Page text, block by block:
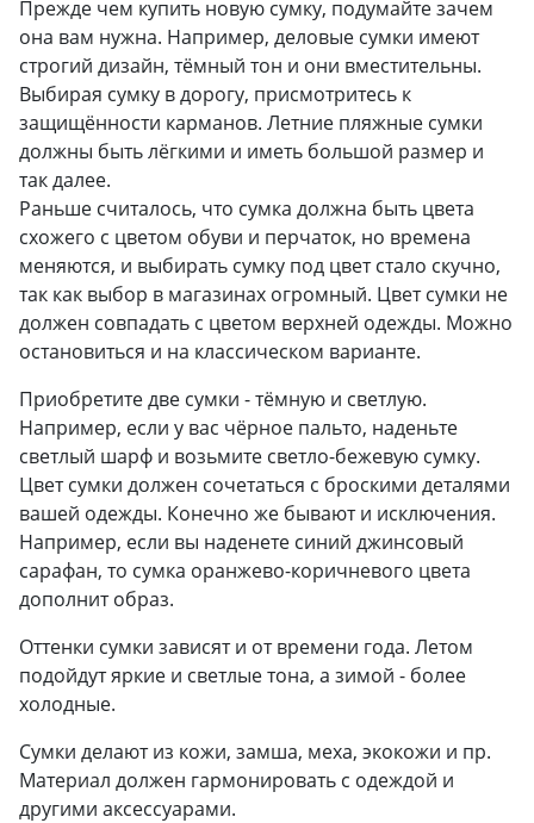
Прежде чем купить новую сумку, подумайте зачем
она вам нужна. Например, деловые сумки имеют
строгий дизайн, тёмный тон и они вместительны.
Выбирая сумку в дорогу, присмотритесь к
защищённости карманов. Летние пляжные сумки
должны быть лёгкими и иметь большой размер и
так далее.
Раньше считалось, что сумка должна быть цвета
схожего с цветом обуви и перчаток, но времена
меняются, и выбирать сумку под цвет стало скучно,
так как выбор в магазинах огромный. Цвет сумки не
должен совпадать с цветом верхней одежды. Можно
остановиться и на классическом варианте.
Приобретите две сумки - тёмную и светлую.
Например, если у вас чёрное пальто, наденьте
светлый шарф и возьмите светло-бежевую сумку.
Цвет сумки должен сочетаться с броскими деталями
вашей одежды. Конечно же бывают и исключения.
Например, если вы наденете синий джинсовый
сарафан, то сумка оранжево-коричневого цвета
дополнит образ.
Оттенки сумки зависят и от времени года. Летом
подойдут яркие и светлые тона, а зимой - более
холодные.
Сумки делают из кожи, замша, меха, экокожи и пр.
Материал должен гармонировать с одеждой и
другими аксессуарами.